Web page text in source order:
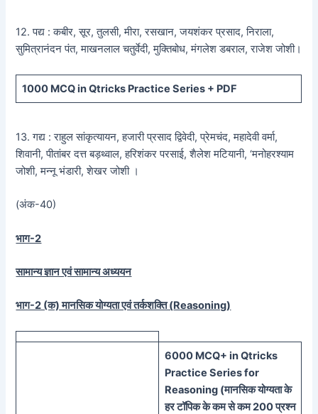
12. पद्य : कबीर, सूर, तुलसी, मीरा, रसखान, जयशंकर प्रसाद, निराला,
सुमित्रानंदन पंत, माखनलाल चतुर्वेदी, मुक्तिबोध, मंगलेश डबराल, राजेश जोशी।
1000 MCQin Qtricks Practice Series + PDF
13. गद्य : राहुल सांकृत्यायन, हजारी प्रसाद द्विवेदी, प्रेमचंद, महादेवी वर्मा,
शिवानी, पीतांबर दत्त बड़थ्वाल, हरिशंकर परसाई, शैलेश मटियानी, ‘मनोहरश्याम
जोशी, मन्नू भंडारी, शेखर जोशी ।
(अंक-40)
भाग-2
सामान्य ज्ञान एवं सामान्य अध्ययन
भाग-2 (क) मानसिक योग्यता एवं तर्कशक्ति (Reasoning)
6000 MCQ+ inQtricks
Practice Seriesfor
Reasoning (मानसिकयोग्यता के
हर टॉपिक के कम से कम 200 प्रश्न